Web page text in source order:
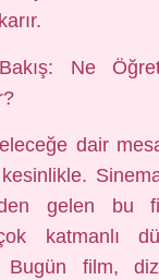
Ne
dair
gelen bu
katmanlı
Bugün film,